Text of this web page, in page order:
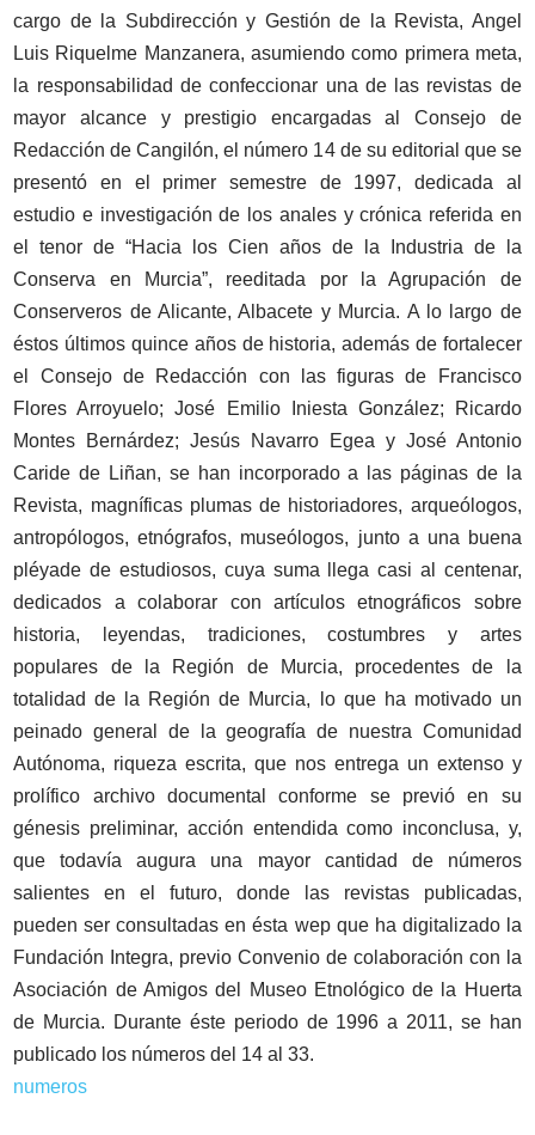
cargo de la Subdirección y Gestión de la Revista, Angel
Luis Riquelme Manzanera, asumiendo como primera meta,
la responsabilidad de confeccionar una de las revistas de
mayor alcance y prestigio encargadas al Consejo de
Redacción de Cangilón, el número 14 de su editorial que se
presentó en el primer semestre de 1997, dedicada al
estudio e investigación de los anales y crónica referida en
el tenor de “Hacia los Cien años de la Industria de la
Conserva en Murcia”, reeditada por la Agrupación de
Conserveros de Alicante, Albacete y Murcia. A lo largo de
éstos últimos quince años de historia, además de fortalecer
el Consejo de Redacción con las figuras de Francisco
Flores Arroyuelo; José Emilio Iniesta González; Ricardo
Montes Bernárdez; Jesús Navarro Egea y José Antonio
Caride de Liñan, se han incorporado a las páginas de la
Revista, magníficas plumas de historiadores, arqueólogos,
antropólogos, etnógrafos, museólogos, junto a una buena
pléyade de estudiosos, cuya suma llega casi al centenar,
dedicados a colaborar con artículos etnográficos sobre
historia, leyendas, tradiciones, costumbres y artes
populares de la Región de Murcia, procedentes de la
totalidad de la Región de Murcia, lo que ha motivado un
peinado general de la geografía de nuestra Comunidad
Autónoma, riqueza escrita, que nos entrega un extenso y
prolífico archivo documental conforme se previó en su
génesis preliminar, acción entendida como inconclusa, y,
que todavía augura una mayor cantidad de números
salientes en el futuro, donde las revistas publicadas,
pueden ser consultadas en ésta wep que ha digitalizado la
Fundación Integra, previo Convenio de colaboración con la
Asociación de Amigos del Museo Etnológico de la Huerta
de Murcia. Durante éste periodo de 1996 a 2011, se han
publicado los números del 14 al 33.
numeros